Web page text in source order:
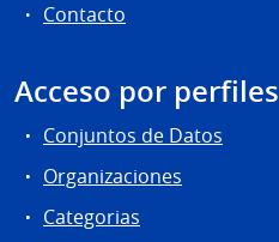
Contacto
Acceso por perfiles
Conjuntos de Datos
Organizaciones
Categorias